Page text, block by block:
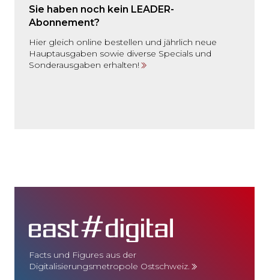
Sie haben noch kein LEADER-
Abonnement?
Hier gleich online bestellen und jährlich neue
Hauptausgaben sowie diverse Specials und
Sonderausgaben erhalten!
Facts und Figures aus der
Digitalisierungsmetropole Ostschweiz.